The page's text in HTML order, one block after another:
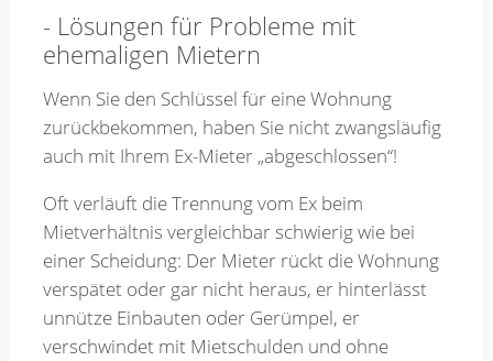
Unternehmen
Kontakt
Merkzettel
- Lösungen für Probleme mit
ehemaligen Mietern
Wenn Sie den Schlüssel für eine Wohnung
zurückbekommen, haben Sie nicht zwangsläufig
auch mit Ihrem Ex-Mieter „abgeschlossen“!
Oft verläuft die Trennung vom Ex beim
Mietverhältnis vergleichbar schwierig wie bei
einer Scheidung: Der Mieter rückt die Wohnung
verspätet oder gar nicht heraus, er hinterlässt
unnütze Einbauten oder Gerümpel, er
verschwindet mit Mietschulden und ohne